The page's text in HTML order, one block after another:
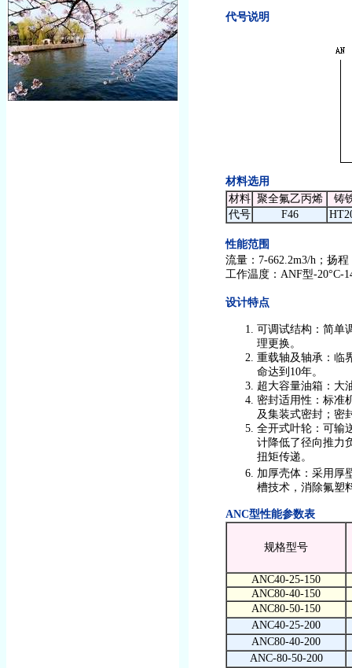
代号说明
材料选用
材料 聚全氟乙丙烯
铸
代号
F46
性能范围
流量：7-662.2m3/h；扬
工作温度：ANF型-20°C-
设计特点
可调试结构：简单
理更换。
重载轴及轴承：临
命达到10年。
超大容量油箱：大
密封适用性：标准
及集装式密封；密
全开式叶轮：可输
计降低了径向推力
扭矩传递。
加厚壳体：采用厚
槽技术，消除氟塑
ANC型性能参数表
规格型号
ANC40-25-150
ANC80-40-150
ANC80-50-150
ANC40-25-200
ANC80-40-200
ANC-80-50-200